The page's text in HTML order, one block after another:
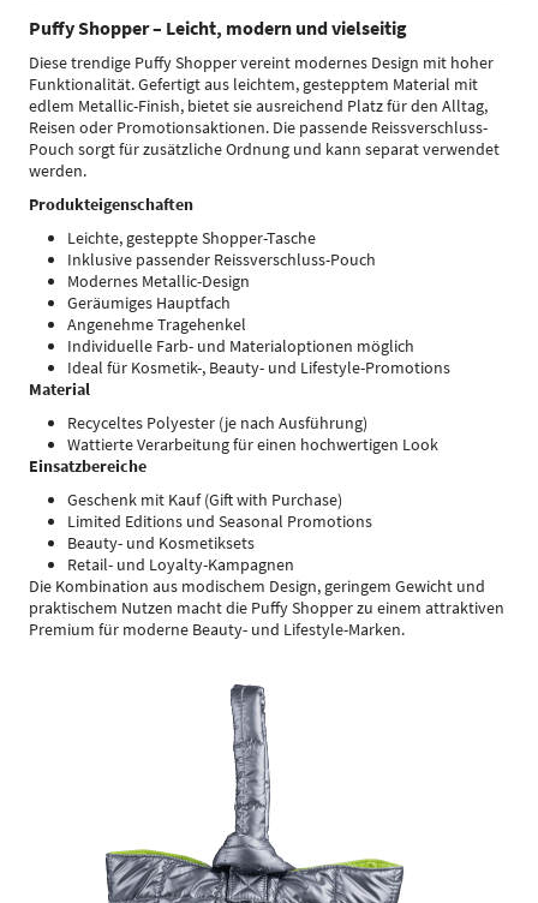
Puffy Shopper – Leicht, modern und vielseitig
Diese trendige Puffy Shopper vereint modernes Design mit hoher
Funktionalität. Gefertigt aus leichtem, gestepptem Material mit
edlem Metallic-Finish, bietet sie ausreichend Platz für den Alltag,
Reisen oder Promotionsaktionen. Die passende Reissverschluss-
Pouch sorgt für zusätzliche Ordnung und kann separat verwendet
werden.
Produkteigenschaften
Leichte, gesteppte Shopper-Tasche
Inklusive passender Reissverschluss-Pouch
Modernes Metallic-Design
Geräumiges Hauptfach
Angenehme Tragehenkel
Individuelle Farb- und Materialoptionen möglich
Ideal für Kosmetik-, Beauty- und Lifestyle-Promotions
Material
Recyceltes Polyester (je nach Ausführung)
Wattierte Verarbeitung für einen hochwertigen Look
Einsatzbereiche
Geschenk mit Kauf (Gift with Purchase)
Limited Editions und Seasonal Promotions
Beauty- und Kosmetiksets
Retail- und Loyalty-Kampagnen
Die Kombination aus modischem Design, geringem Gewicht und
praktischem Nutzen macht die Puffy Shopper zu einem attraktiven
Premium für moderne Beauty- und Lifestyle-Marken.